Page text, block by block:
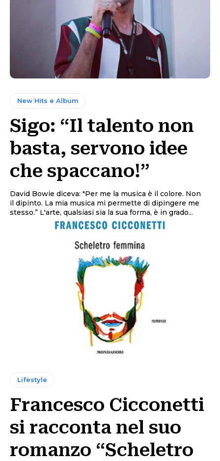
New Hits e Album
Sigo: “Il talento non
basta, servono idee
che spaccano!”
David Bowie diceva: "Per me la musica è il colore. Non
il dipinto. La mia musica mi permette di dipingere me
stesso.” L'arte, qualsiasi sia la sua forma, è in grado...
Lifestyle
Francesco Cicconetti
si racconta nel suo
romanzo “Scheletro